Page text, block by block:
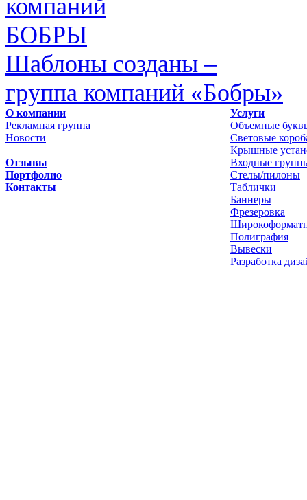
Шаблоны созданы –
группа компаний «Бобры»
О компании
Рекламная группа
Новости
Отзывы
Портфолио
Контакты
Услуги
Объемные
Световые
Крышные
Входные
Стелы/пилоны
Таблички
Баннеры
Фрезеровка
Полиграфия
Вывески
Разработка